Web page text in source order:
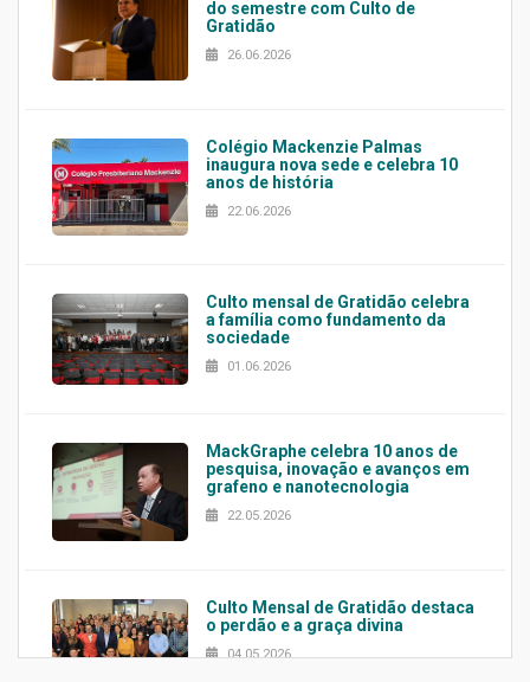
do semestre com Culto de
Gratidão
26.06.2026
Colégio Mackenzie Palmas
inaugura nova sede e celebra 10
anos de história
22.06.2026
Culto mensal de Gratidão celebra
a família como fundamento da
sociedade
01.06.2026
MackGraphe celebra 10 anos de
pesquisa, inovação e avanços em
grafeno e nanotecnologia
22.05.2026
Culto Mensal de Gratidão destaca
o perdão e a graça divina
04.05.2026